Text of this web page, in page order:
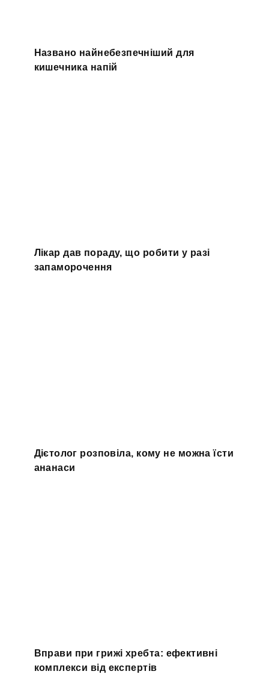
Названо найнебезпечніший для
кишечника напій
Лікар дав пораду, що робити у разі
запаморочення
Дієтолог розповіла, кому не можна їсти
ананаси
Вправи при грижі хребта: ефективні
комплекси від експертів